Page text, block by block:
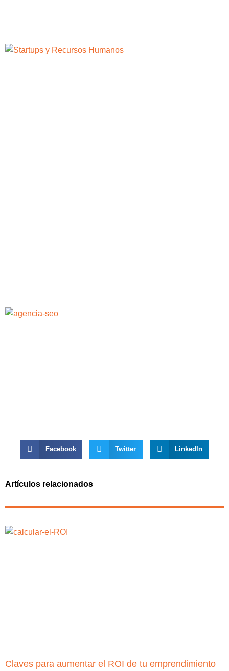
Facebook Twitter LinkedIn
Artículos relacionados
Claves para aumentar el ROI de tu emprendimiento